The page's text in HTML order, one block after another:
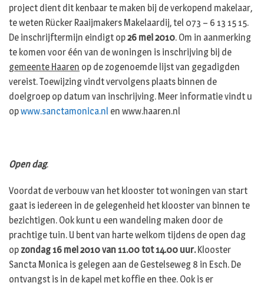
project dient dit kenbaar te maken bij de verkopend makelaar,
te weten Rücker Raaijmakers Makelaardij, tel 073 – 6 13 15 15.
De inschrijftermijn eindigt op26 mei 2010. Om in aanmerking
te komen voor één van de woningen is inschrijving bij de
gemeente Haaren op de zogenoemde lijst van gegadigden
vereist. Toewijzing vindt vervolgens plaats binnen de
doelgroep op datum van inschrijving. Meer informatie vindt u
opwww.sanctamonica.nl en www.haaren.nl
Open dag.
Voordat de verbouw van het klooster tot woningen van start
gaat is iedereen in de gelegenheid het klooster van binnen te
bezichtigen. Ook kunt u een wandeling maken door de
prachtige tuin. U bent van harte welkom tijdens de open dag
op zondag 16 mei 2010 van 11.00 tot 14.00 uur.Klooster
Sancta Monica is gelegen aan de Gestelseweg 8 in Esch. De
ontvangst is in de kapel met koffie en thee. Ook is er